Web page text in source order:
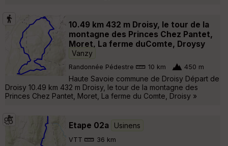
10.49 km 432 m Droisy, le tour de la
montagne des Princes Chez Pantet,
Moret, La ferme duComte, Droysy
Vanzy
Randonnée Pédestre 10 km 450 m
Haute Savoie commune de Droisy Départ de
Droisy 10.49 km 432 m Droisy, le tour de la montagne des
Princes Chez Pantet, Moret, La ferme du Comte, Droisy »
Etape 02a Usinens
VTT 36 km